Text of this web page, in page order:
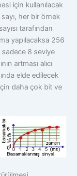
için kullanılacak
sayı, her bir örnek
tarafından
yapılacaksa 256
sadece 8 seviye
artması alıcı
elde edilecek
daha çok bit ve